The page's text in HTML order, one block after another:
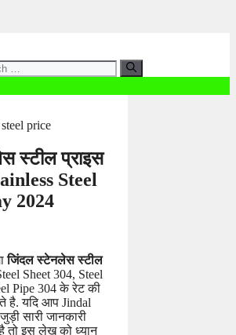
स्टील प्राइस
Steel
2024
जिंदल स्टेनलेस स्टील
Sheet 304, Steel
Pipe 304 के रेट की
है. यदि आप Jindal
सारी जानकारी
तो इस लेख को ध्यान